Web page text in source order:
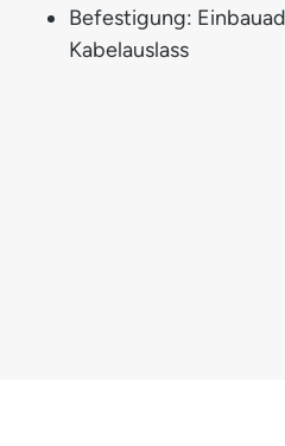
Befestigung:
Kabelauslass